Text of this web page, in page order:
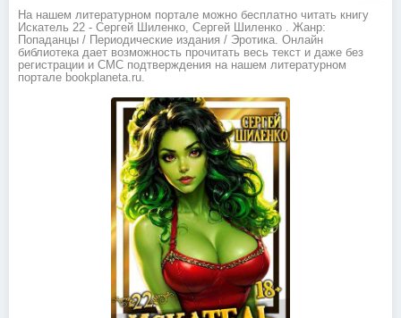
На нашем литературном портале можно бесплатно читать книгу
Искатель 22 - Сергей Шиленко, Сергей Шиленко . Жанр:
Попаданцы / Периодические издания / Эротика. Онлайн
библиотека дает возможность прочитать весь текст и даже без
регистрации и СМС подтверждения на нашем литературном
портале bookplaneta.ru.